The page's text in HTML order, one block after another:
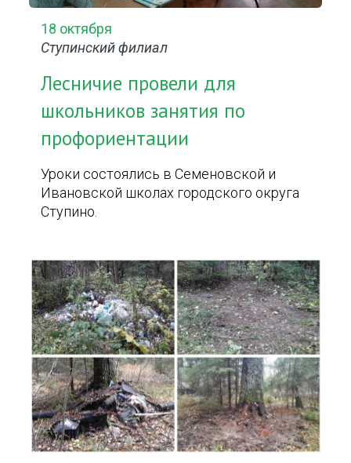
18 октября
Ступинский филиал
Лесничие провели для
школьников занятия по
профориентации
Уроки состоялись в Семеновской и
Ивановской школах городского округа
Ступино.